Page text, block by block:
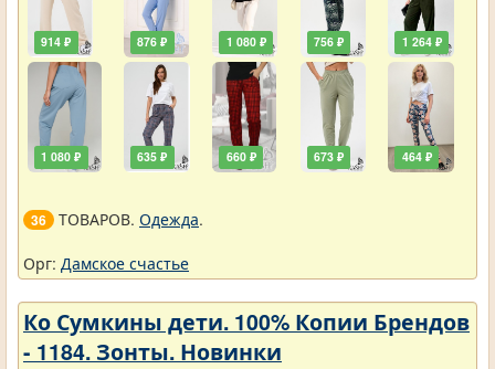
914 ₽
1 080 ₽
876 ₽
635 ₽
1 080 ₽
660 ₽
756 ₽
673 ₽
1 264 ₽
464 ₽
36 ТОВАРОВ. Одежда.
Орг: Дамское счастье
Ко Сумкины дети. 100% Копии Брендов
- 1184. Зонты. Новинки